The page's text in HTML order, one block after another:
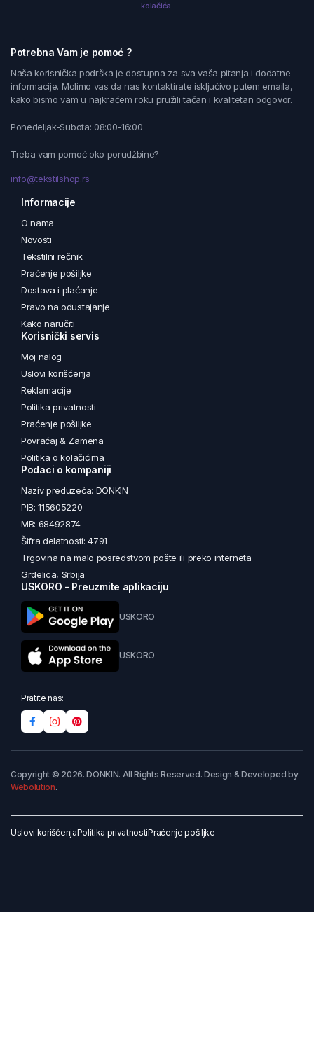
kolačića.
Potrebna Vam je pomoć ?
Naša korisnička podrška je dostupna za sva vaša pitanja i dodatne
informacije. Molimo vas da nas kontaktirate isključivo putem emaila,
kako bismo vam u najkraćem roku pružili tačan i kvalitetan odgovor.
Ponedeljak-Subota: 08:00-16:00
Treba vam pomoć oko porudžbine?
info@tekstilshop.rs
Informacije
O nama
Novosti
Tekstilni rečnik
Praćenje pošiljke
Dostava i plaćanje
Pravo na odustajanje
Kako naručiti
Korisnički servis
Moj nalog
Uslovi korišćenja
Reklamacije
Politika privatnosti
Praćenje pošiljke
Povraćaj & Zamena
Politika o kolačićima
Podaci o kompaniji
Naziv preduzeća: DONKIN
PIB: 115605220
MB: 68492874
Šifra delatnosti: 4791
Trgovina na malo posredstvom pošte ili preko interneta
Grdelica, Srbija
USKORO - Preuzmite aplikaciju
USKORO
USKORO
Pratite nas:
Copyright © 2026. DONKIN. All Rights Reserved. Design & Developed by
Webolution.
Uslovi korišćenjaPolitika privatnostiPraćenje pošiljke